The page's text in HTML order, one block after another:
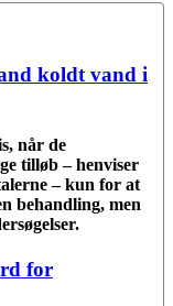
koldt vand i
når de
tilløb – henviser
– kun for at
behandling, men
for